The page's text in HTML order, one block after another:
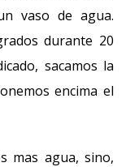
vaso de agua.
durante 20
sacamos la
encima el
mas agua, sino,